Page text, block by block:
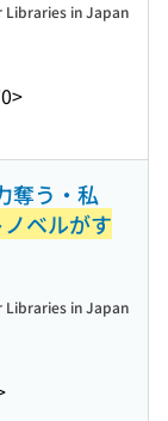
Libraries in Japan
奪う・私
ベルがす
Libraries in Japan